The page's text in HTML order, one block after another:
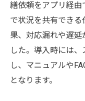
繕依頼をアプリ経由
で状況を共有できる
果、対応漏れや遅
した。導入時には
し、マニュアルや
となります。